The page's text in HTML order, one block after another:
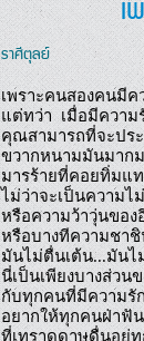
ราศีตุลย์
เพราะคนสองคนมีค
แต่ทว่า  เมื่อมีควา
คุณสามารถที่จะปร
ขวากหนามมันมาก
มารร้ายที่คอยทิ่มแ
ไม่ว่าจะเป็นความ
หรือความว้าวุ่นของ
หรือบางทีความชา
มันไม่ตื่นเต้น...มันไ
นี่เป็นเพียงบางส่วน
กับทุกคนที่มีความรั
อยากให้ทุกคนฝ่าฟั
ที่เทราดดาษดื่นอยู่